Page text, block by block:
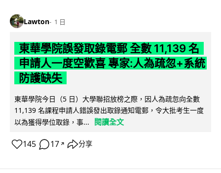
Lawton 1 日
東華學院誤發取錄電郵 全數 11,139 名
申請人一度空歡喜 專家:人為疏忽+系統
防護缺失
東華學院今日（5 日）大學聯招放榜之際，因人為疏忽向全數
11,139 名課程申請人錯誤發出取錄通知電郵，令大批考生一度
以為獲得學位取錄，事...
閱讀全文
145 17 ↗ 分享